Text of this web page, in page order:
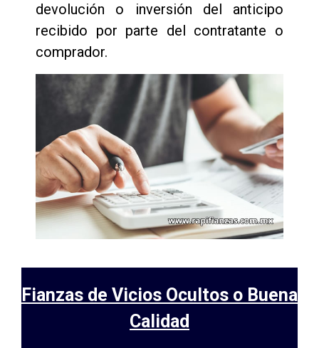
devolución o inversión del anticipo
recibido por parte del contratante o
comprador.
Fianzas de Vicios Ocultos o Buena
Calidad